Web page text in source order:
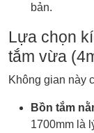
bản.
Lựa chọn
tắm vừa
Không gian này
Bồn tắm
1700mm là